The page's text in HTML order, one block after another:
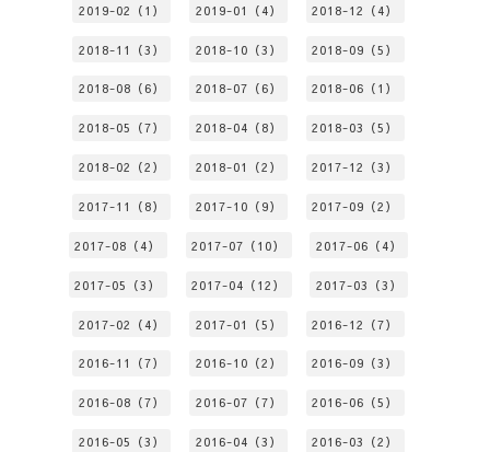
2019-02（1） 2019-01（4） 2018-12（4）
2018-11（3） 2018-10（3） 2018-09（5）
2018-08（6） 2018-07（6） 2018-06（1）
2018-05（7） 2018-04（8） 2018-03（5）
2018-02（2） 2018-01（2） 2017-12（3）
2017-11（8） 2017-10（9） 2017-09（2）
2017-08（4） 2017-07（10） 2017-06（4）
2017-05（3） 2017-04（12） 2017-03（3）
2017-02（4） 2017-01（5） 2016-12（7）
2016-11（7） 2016-10（2） 2016-09（3）
2016-08（7） 2016-07（7） 2016-06（5）
2016-05（3） 2016-04（3） 2016-03（2）